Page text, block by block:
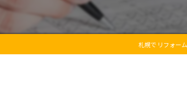
札幌でリフォー